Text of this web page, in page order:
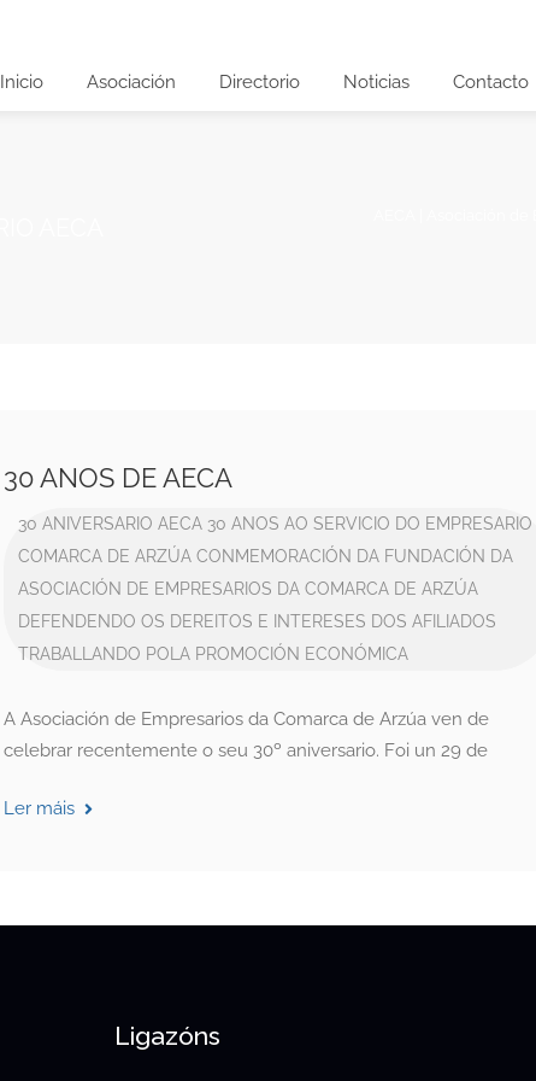
Inicio Asociación Directorio Noticias Contacto
30 ANOS DE AECA
30 ANIVERSARIO AECA 30 ANOS AO SERVICIO DO EMPRESARIO
COMARCA DE ARZÚA CONMEMORACIÓN DA FUNDACIÓN DA
ASOCIACIÓN DE EMPRESARIOS DA COMARCA DE ARZÚA
DEFENDENDO OS DEREITOS E INTERESES DOS AFILIADOS
TRABALLANDO POLA PROMOCIÓN ECONÓMICA
A Asociación de Empresarios da Comarca de Arzúa ven de
celebrar recentemente o seu 30º aniversario. Foi un 29 de
Ler máis
Ligazóns